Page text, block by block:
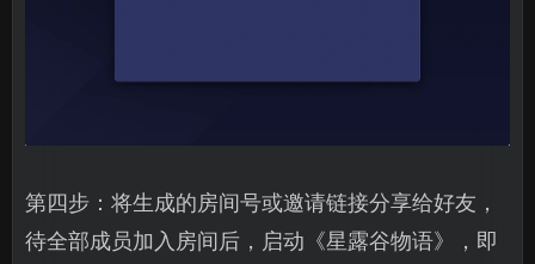
第四步：将生成的房间号或邀请链接分享给好友，
待全部成员加入房间后，启动《星露谷物语》，即